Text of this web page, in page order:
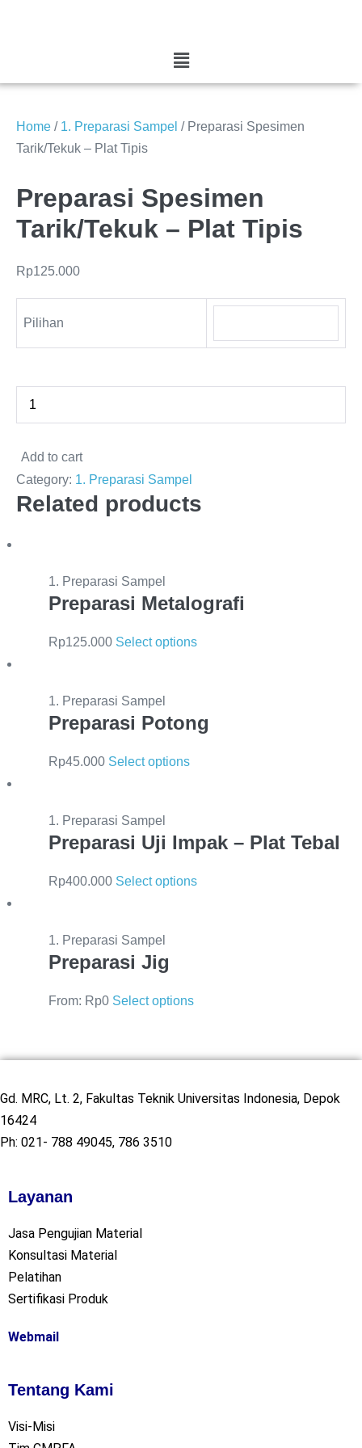
Home / 1. Preparasi Sampel / Preparasi Spesimen
Tarik/Tekuk – Plat Tipis
Preparasi Spesimen
Tarik/Tekuk – Plat Tipis
Rp125.000
Pilihan
Add to cart
Category: 1. Preparasi Sampel
Related products
1. Preparasi Sampel
Preparasi Metalografi
Rp125.000 Select options
1. Preparasi Sampel
Preparasi Potong
Rp45.000 Select options
1. Preparasi Sampel
Preparasi Uji Impak – Plat Tebal
Rp400.000 Select options
1. Preparasi Sampel
Preparasi Jig
From: Rp0 Select options
Gd. MRC, Lt. 2, Fakultas Teknik Universitas Indonesia, Depok
16424
Ph: 021- 788 49045, 786 3510
Layanan
Jasa Pengujian Material
Konsultasi Material
Pelatihan
Sertifikasi Produk
Webmail
Tentang Kami
Visi-Misi